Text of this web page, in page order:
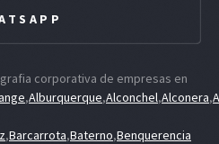
corporativa de empresas en
,Alburquerque,Alconchel,Alconera,
,Barcarrota,Baterno,Benquerencia